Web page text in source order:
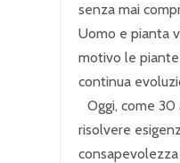
senza mai
Uomo e pianta
motivo le piante
continua
Oggi, come
risolvere